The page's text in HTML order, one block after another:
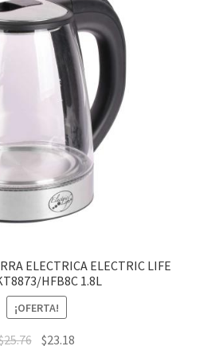
ELECTRICA ELECTRIC LIFE
HFB8C 1.8L
¡OFERTA!
25.76 $23.18